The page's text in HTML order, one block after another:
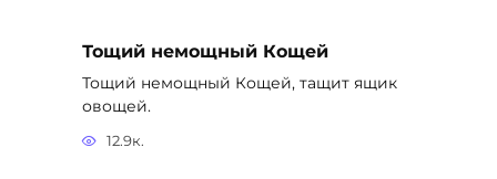
Тощий немощный Кощей
Тощий немощный Кощей, тащит ящик
овощей.
12.9к.